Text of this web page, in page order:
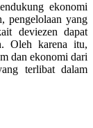
ekonomi
pengelolaan yang
deviezen dapat
Oleh karena itu,
dan ekonomi dari
terlibat dalam